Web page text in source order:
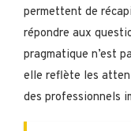
permettent de
répondre aux
pragmatique n’est
elle reflète les
des professionnels